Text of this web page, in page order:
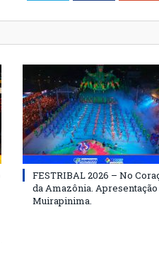
FESTRIBAL 2026 – No
da Amazônia. Apresentação
Muirapinima.